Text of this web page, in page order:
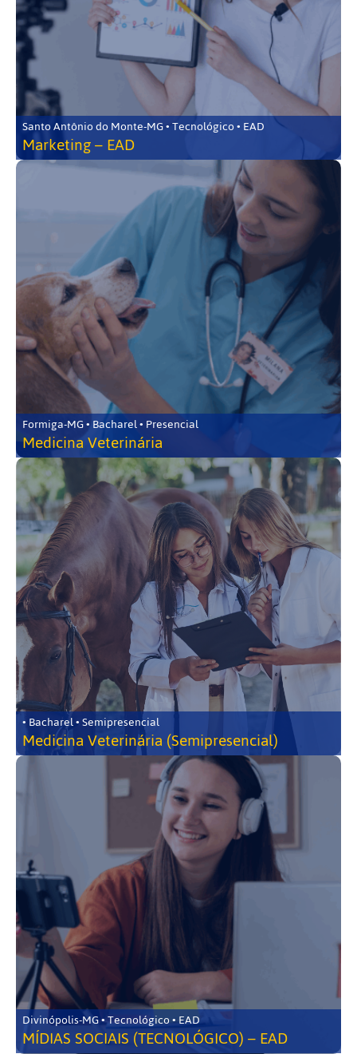
Santo Antônio do Monte-MG • Tecnológico • EAD
Marketing – EAD
Formiga-MG • Bacharel • Presencial
Medicina Veterinária
• Bacharel • Semipresencial
Medicina Veterinária (Semipresencial)
Divinópolis-MG • Tecnológico • EAD
MÍDIAS SOCIAIS (TECNOLÓGICO) – EAD